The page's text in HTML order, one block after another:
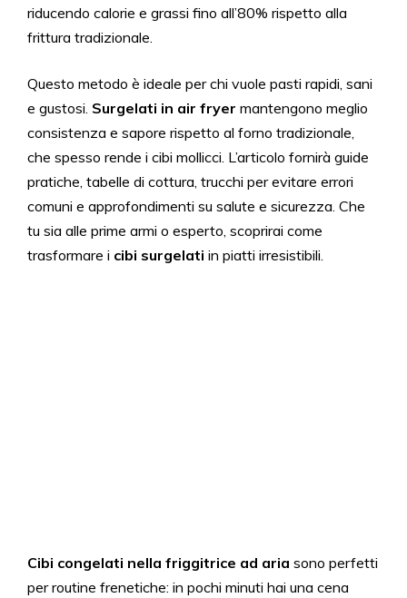
riducendo calorie e grassi fino all’80% rispetto alla
frittura tradizionale.
Questo metodo è ideale per chi vuole pasti rapidi, sani
e gustosi. Surgelati in air fryer mantengono meglio
consistenza e sapore rispetto al forno tradizionale,
che spesso rende i cibi mollicci. L’articolo fornirà guide
pratiche, tabelle di cottura, trucchi per evitare errori
comuni e approfondimenti su salute e sicurezza. Che
tu sia alle prime armi o esperto, scoprirai come
trasformare i cibi surgelati in piatti irresistibili.
Cibi congelati nella friggitrice ad aria sono perfetti
per routine frenetiche: in pochi minuti hai una cena